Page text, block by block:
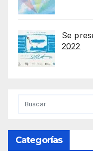
Se
2022
Categorías